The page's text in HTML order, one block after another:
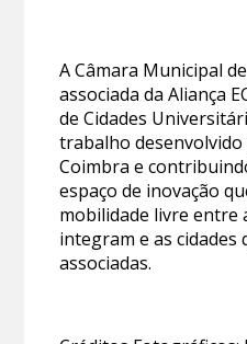
A Câmara Municipal
associada da Aliança
de Cidades
trabalho
Coimbra e
espaço de inovação
mobilidade livre entre
integram e as cidades
associadas.